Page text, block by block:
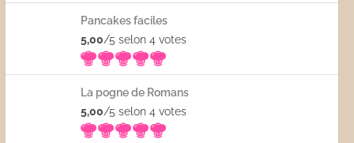
Pancakes faciles
5,00/5 selon 4votes
La pogne de Romans
5,00/5 selon 4votes